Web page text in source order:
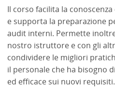
Il corso facilita la
e supporta la preparazione
audit interni. Permette
nostro istruttore e con gli
condividere le migliori
il personale che ha bisogno
ed efficace sui nuovi requisiti.